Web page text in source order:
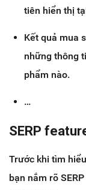
tiên hiển thị
Kết quả mua
những thông
phẩm nào.
…
SERP
Trước khi tìm
bạn nắm rõ